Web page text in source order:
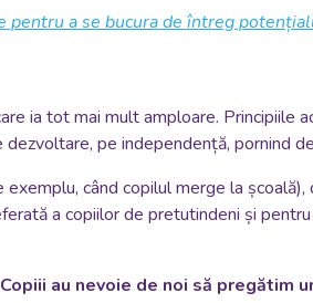
a se bucura de întreg
ia tot mai mult amploare.
pe independență, pornind
când copilul merge la
a copiilor de pretutindeni și
au nevoie de noi să